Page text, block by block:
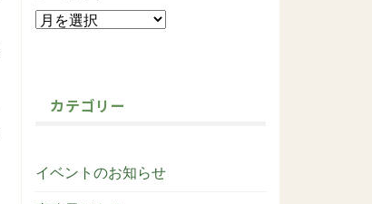
カテゴリー
イベントのお知らせ